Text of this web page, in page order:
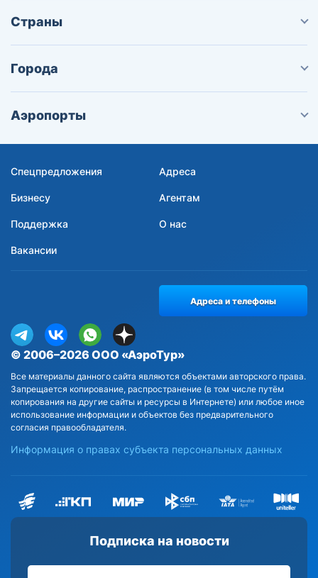
Страны
Города
Аэропорты
Спецпредложения Адреса
Бизнесу Агентам
Поддержка О нас
Вакансии
Подписка на новости
© 2006–2026 ООО «АэроТур»
Все материалы данного сайта являются объектами авторского права.
Запрещается копирование, распространение (в том числе путём
копирования на другие сайты и ресурсы в Интернете) или любое иное
использование информации и объектов без предварительного
согласия правообладателя.
Информация о правах субъекта персональных данных
Адреса и телефоны